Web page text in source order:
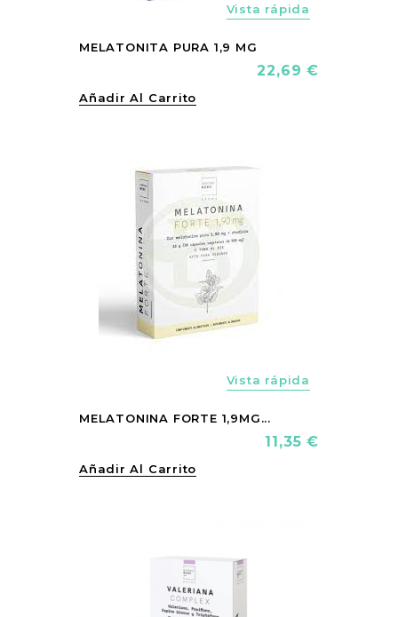
Vista rápida
MELATONITA PURA 1,9 MG
Precio
22,69 €
Añadir Al Carrito
Vista rápida
MELATONINA FORTE 1,9MG...
Precio
11,35 €
Añadir Al Carrito